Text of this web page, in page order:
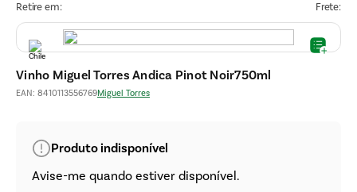
Retire em: Frete:
Vinho Miguel Torres Andica Pinot Noir750ml
EAN: 8410113556769Miguel Torres